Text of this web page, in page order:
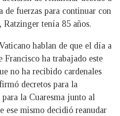
de fuerzas para continuar con
Ratzinger tenía 85 años.
hablan de que el día a
ha trabajado este
no ha recibido cardenales
decretos para la
la Cuaresma junto al
ese mismo decidió reanudar